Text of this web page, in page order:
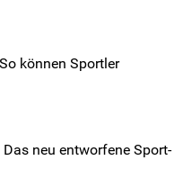
können Sportler
neu entworfene Sport-